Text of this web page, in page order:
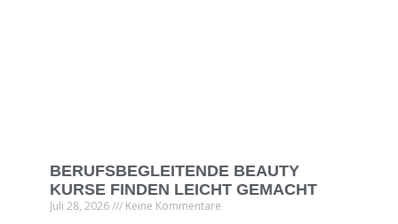
BERUFSBEGLEITENDE BEAUTY
KURSE FINDEN LEICHT GEMACHT
Juli 28, 2026 Keine Kommentare